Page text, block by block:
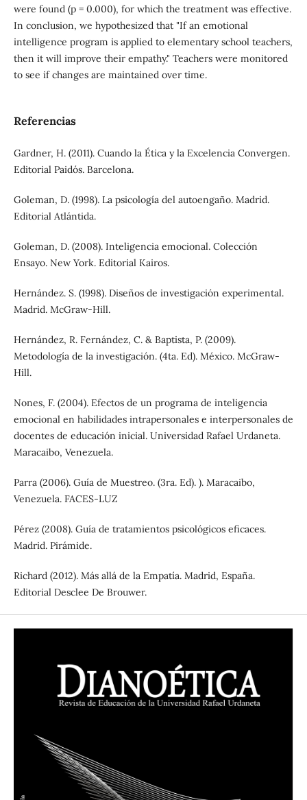
were found (p = 0.000), for which the treatment was effective.
In conclusion, we hypothesized that "If an emotional
intelligence program is applied to elementary school teachers,
then it will improve their empathy." Teachers were monitored
to see if changes are maintained over time.
Referencias
Gardner, H. (2011). Cuando la Ética y la Excelencia Convergen.
Editorial Paidós. Barcelona.
Goleman, D. (1998). La psicología del autoengaño. Madrid.
Editorial Atlántida.
Goleman, D. (2008). Inteligencia emocional. Colección
Ensayo. New York. Editorial Kairos.
Hernández. S. (1998). Diseños de investigación experimental.
Madrid. McGraw-Hill.
Hernández, R. Fernández, C. & Baptista, P. (2009).
Metodología de la investigación. (4ta. Ed). México. McGraw-
Hill.
Nones, F. (2004). Efectos de un programa de inteligencia
emocional en habilidades intrapersonales e interpersonales de
docentes de educación inicial. Universidad Rafael Urdaneta.
Maracaibo, Venezuela.
Parra (2006). Guía de Muestreo. (3ra. Ed). ). Maracaibo,
Venezuela. FACES-LUZ
Pérez (2008). Guía de tratamientos psicológicos eficaces.
Madrid. Pirámide.
Richard (2012). Más allá de la Empatía. Madrid, España.
Editorial Desclee De Brouwer.